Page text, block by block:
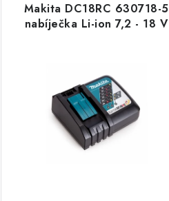
Makita DC18RC 630718-5
nabíječka Li-ion 7,2 - 18 V